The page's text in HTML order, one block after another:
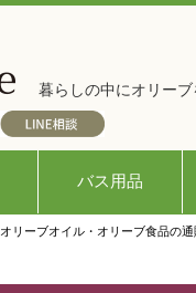
暮らしの中にオリーブ
バス用品
オリーブオイル・オリーブ食品の通